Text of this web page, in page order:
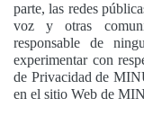
parte, las redes
voz y otras
responsable de
experimentar con
de Privacidad de
en el sitio Web de